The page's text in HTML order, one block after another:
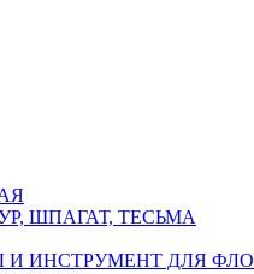
ШПАГАТ, ТЕСЬМА
ИНСТРУМЕНТ ДЛЯ